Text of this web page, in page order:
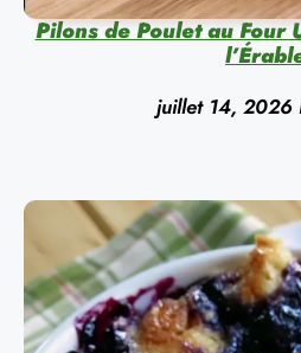
Pilons de Poulet au Four
juillet 14, 2026